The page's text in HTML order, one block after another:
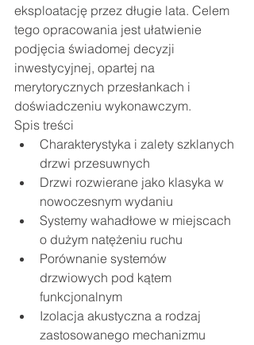
eksploatację przez długie lata. Celem
tego opracowania jest ułatwienie
podjęcia świadomej decyzji
inwestycyjnej, opartej na
merytorycznych przesłankach i
doświadczeniu wykonawczym.
Spis treści
Charakterystyka i zalety szklanych
drzwi przesuwnych
Drzwi rozwierane jako klasyka w
nowoczesnym wydaniu
Systemy wahadłowe w miejscach
o dużym natężeniu ruchu
Porównanie systemów
drzwiowych pod kątem
funkcjonalnym
Izolacja akustyczna a rodzaj
zastosowanego mechanizmu